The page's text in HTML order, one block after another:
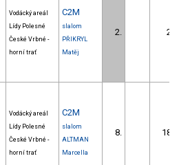
Vodácký areál
Lídy Polesné
České Vrbné -
horní trať
C2M
slalom
PŘIKRYL
Matěj
2. 2.35
Vodácký areál
Lídy Polesné
České Vrbné -
horní trať
C2M
slalom
ALTMAN
Marcella
8. 18.13